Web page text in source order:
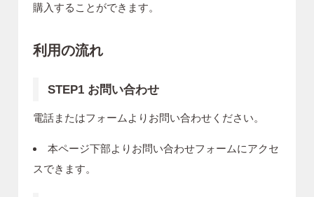
購入することができます。
利用の流れ
STEP1 お問い合わせ
電話またはフォームよりお問い合わせください。
本ページ下部よりお問い合わせフォームにアクセ
スできます。